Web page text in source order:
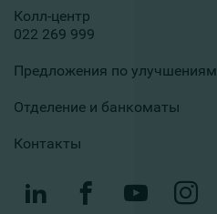
Колл-центр
022 269 999
Предложения по улучшениям
Отделение и банкоматы
Контакты